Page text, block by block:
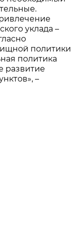
уклада –
политики
политика
развитие
–